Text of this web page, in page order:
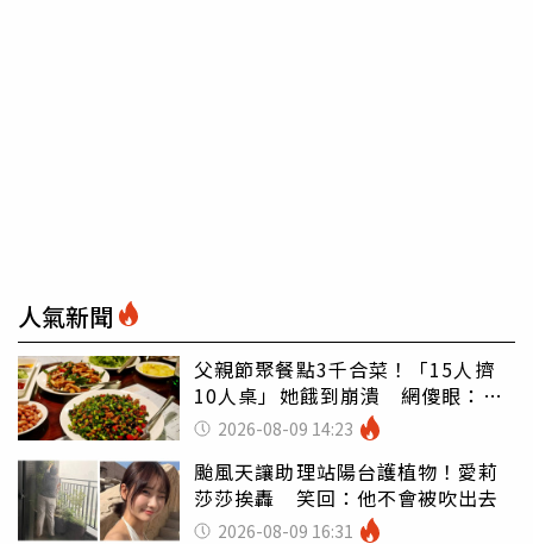
人氣新聞
父親節聚餐點3千合菜！「15人擠
10人桌」她餓到崩潰 網傻眼：讓
店家看笑話
2026-08-09 14:23
颱風天讓助理站陽台護植物！愛莉
莎莎挨轟 笑回：他不會被吹出去
2026-08-09 16:31